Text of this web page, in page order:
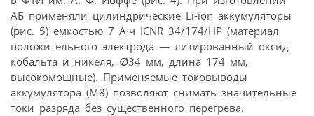
АБ применяли цилиндрические Li-ion аккумуляторы
(рис. 5) емкостью 7 А·ч ICNR 34/174/HP (материал
положительного электрода — литированный оксид
кобальта и никеля, ∅34 мм, длина 174 мм,
высокомощные). Применяемые токовыводы
аккумулятора (М8) позволяют снимать значительные
токи разряда без существенного перегрева.